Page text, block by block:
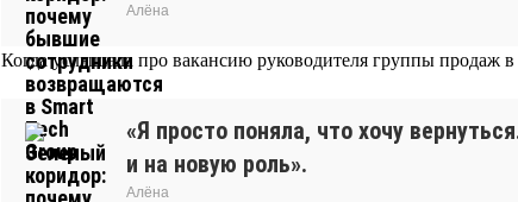
Алёна
Когда услышала про вакансию руководителя группы продаж
«Я просто поняла, что хочу
и на новую роль».
Алёна